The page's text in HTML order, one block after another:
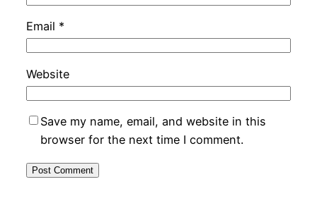
Email *
Website
Save my name, email, and website in this
browser for the next time I comment.